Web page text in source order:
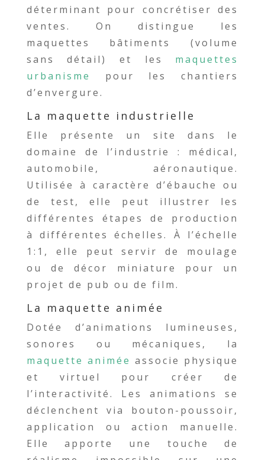
déterminant pour concrétiser des
ventes. On distingue les
maquettes bâtiments (volume
sans détail) et les maquettes
urbanisme
pour les chantiers
d’envergure.
La maquette industrielle
Elle présente un site dans le
domaine de l’industrie : médical,
automobile, aéronautique.
Utilisée à caractère d’ébauche ou
de test, elle peut illustrer les
différentes étapes de production
à différentes échelles. À l’échelle
1:1, elle peut servir de moulage
ou de décor miniature pour un
projet de pub ou de film.
La maquette animée
Dotée d’animations lumineuses,
sonores ou mécaniques, la
maquette animée associe physique
et virtuel pour créer de
l’interactivité. Les animations se
déclenchent via bouton-poussoir,
application ou action manuelle.
Elle apporte une touche de